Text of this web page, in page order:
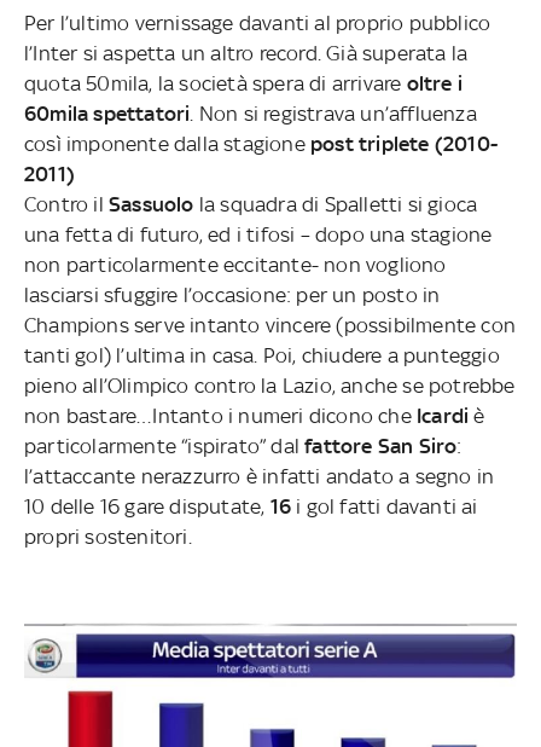
Per l’ultimo vernissage davanti al proprio pubblico
l’Inter si aspetta un altro record. Già superata la
quota 50mila, la società spera di arrivare oltre i
60mila spettatori . Non si registrava un’affluenza
così imponente dalla stagione post triplete (2010-
2011)
Contro il Sassuolo la squadra di Spalletti si gioca
una fetta di futuro, ed i tifosi – dopo una stagione
non particolarmente eccitante- non vogliono
lasciarsi sfuggire l’occasione: per un posto in
Champions serve intanto vincere (possibilmente con
tanti gol) l’ultima in casa. Poi, chiudere a punteggio
pieno all’Olimpico contro la Lazio, anche se potrebbe
non bastare…Intanto i numeri dicono che Icardiè
particolarmente “ispirato” dalfattore San Siro:
l’attaccante nerazzurro è infatti andato a segno in
10 delle 16 gare disputate, 16 i gol fatti davanti ai
propri sostenitori.